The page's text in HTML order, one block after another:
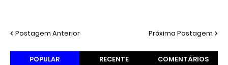
Postagem Anterior Próxima Postagem
POPULAR RECENTE COMENTÁRIOS